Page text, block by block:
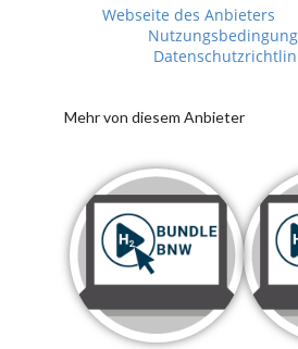
Webseite des Anbieters
Mehr von diesem Anbieter